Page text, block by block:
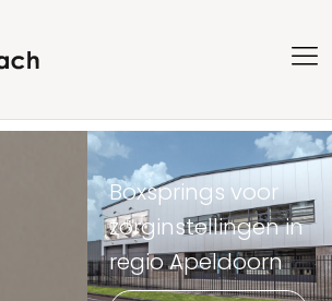
Boxsprings voor
zorginstellingen in
regio Apeldoorn